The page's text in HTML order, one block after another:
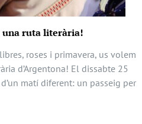
una ruta literària!
roses i primavera, us volem
d’Argentona! El dissabte 25
matí diferent: un passeig per